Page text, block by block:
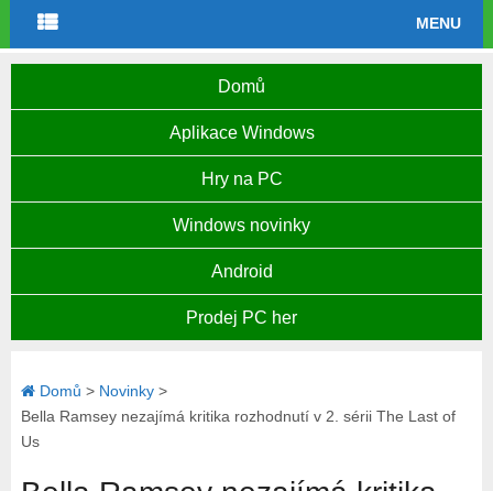
MENU
Domů
Aplikace Windows
Hry na PC
Windows novinky
Android
Prodej PC her
Domů > Novinky>
Bella Ramsey nezajímá kritika rozhodnutí v 2. sérii The Last of
Us